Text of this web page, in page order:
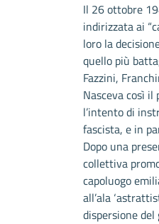
Il 26 ottobre
indirizzata ai
loro la
quello più
Fazzini,
Nasceva così
l’intento di
fascista, e in
Dopo una
collettiva
capoluogo
all’ala
dispersione